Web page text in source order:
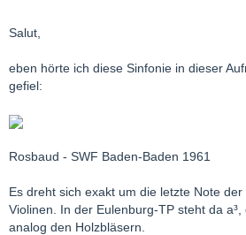
Salut,
eben hörte ich diese Sinfonie in dieser
gefiel:
Rosbaud - SWF Baden-Baden 1961
Es dreht sich exakt um die letzte Note
Violinen. In der Eulenburg-TP steht da
analog den Holzbläsern.